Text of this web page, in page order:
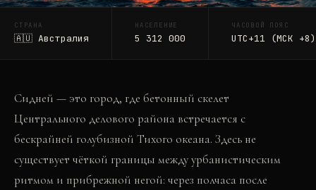
СТРАНА
🇦🇺 Австралия
НАСЕЛЕНИЕ
5 312 000
ЧАСОВОЙ ПОЯС
UTC+11 (МСК +8)
Сидней — это город, где бетонный скелет
Центрального делового района встречается с
бескрайней голубизной Тихого океана. Здесь не
существует чёткой границы между урбанистическим
ритмом и прибрежной негой: через полчаса после